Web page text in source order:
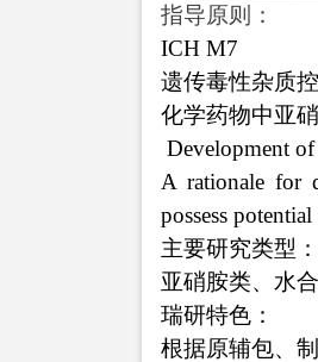
指导原则：
ICH M7
遗传毒性杂质
化学药物中亚
Development
A rationale for
possess
主要研究类型：
亚硝胺类、水
瑞研特色：
根据原辅包、